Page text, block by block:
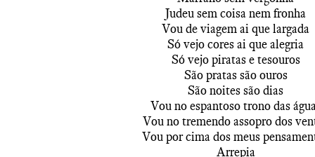
Judeu sem coisa nem fronha
Vou de viagem ai que largada
Só vejo cores ai que alegria
Só vejo piratas e tesouros
São pratas são ouros
São noites são dias
Vou no espantoso trono das
Vou no tremendo assopro dos
Vou por cima dos meus
Arrepia